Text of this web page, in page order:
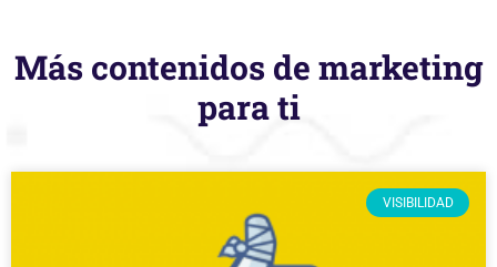
Más contenidos de marketing
para ti
VISIBILIDAD